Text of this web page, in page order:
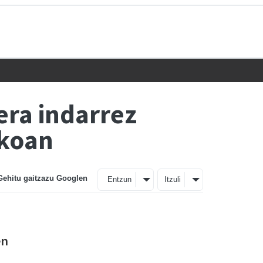
indarrez
gaitzazu Googlen Entzun Itzuli